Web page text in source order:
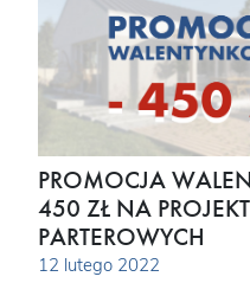
PROMOCJA
450 ZŁ NA
PARTEROWYCH
12 lutego 2022